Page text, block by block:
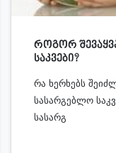
როგორ
საკვები?
რა ხერხებს
სასარგებლო
სასარგ